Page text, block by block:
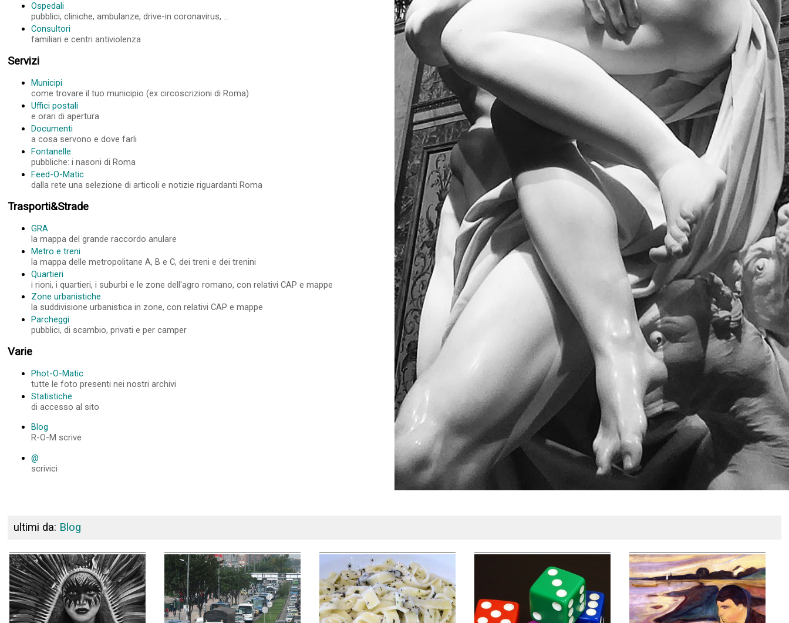
Ospedali
pubblici, cliniche, ambulanze, drive-in coronavirus, ...
Consultori
familiari e centri antiviolenza
Servizi
Municipi
come trovare il tuo municipio (ex circoscrizioni di Roma)
Uffici postali
e orari di apertura
Documenti
a cosa servono e dove farli
Fontanelle
pubbliche: i nasoni di Roma
Feed-O-Matic
dalla rete una selezione di articoli e notizie riguardanti Roma
Trasporti&Strade
GRA
la mappa del grande raccordo anulare
Metro e treni
la mappa delle metropolitane A, B e C, dei treni e dei trenini
Quartieri
i rioni, i quartieri, i suburbi e le zone dell'agro romano, con relativi CAP e mappe
Zone urbanistiche
la suddivisione urbanistica in zone, con relativi CAP e mappe
Parcheggi
pubblici, di scambio, privati e per camper
Varie
Phot-O-Matic
tutte le foto presenti nei nostri archivi
Statistiche
di accesso al sito
Blog
R-O-M scrive
@
scrivici
ultimi da: Blog